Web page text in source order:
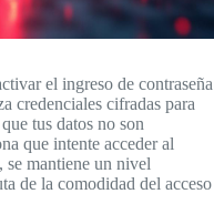
el ingreso de contraseña
credenciales cifradas para
tus datos no son
que intente acceder al
se mantiene un nivel
de la comodidad del acceso